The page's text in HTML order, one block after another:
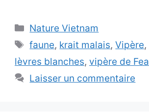
Catégories
Nature Vietnam
Étiquettes
faune, krait malais,Vipère,
lèvres blanches, vipère de Fea
Laisser un commentaire